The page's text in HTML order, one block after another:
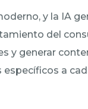
y la IA
del
y generar
a